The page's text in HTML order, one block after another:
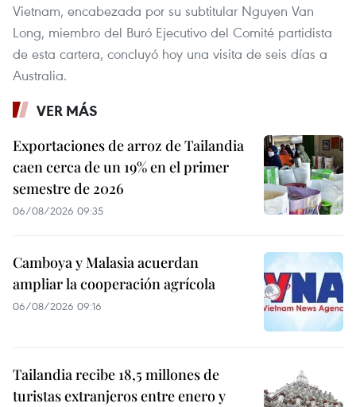
Vietnam, encabezada por su subtitular Nguyen Van
Long, miembro del Buró Ejecutivo del Comité partidista
de esta cartera, concluyó hoy una visita de seis días a
Australia.
VER MÁS
Exportaciones de arroz de Tailandia
caen cerca de un 19% en el primer
semestre de 2026
06/08/2026 09:35
Camboya y Malasia acuerdan
ampliar la cooperación agrícola
06/08/2026 09:16
Tailandia recibe 18,5 millones de
turistas extranjeros entre enero y